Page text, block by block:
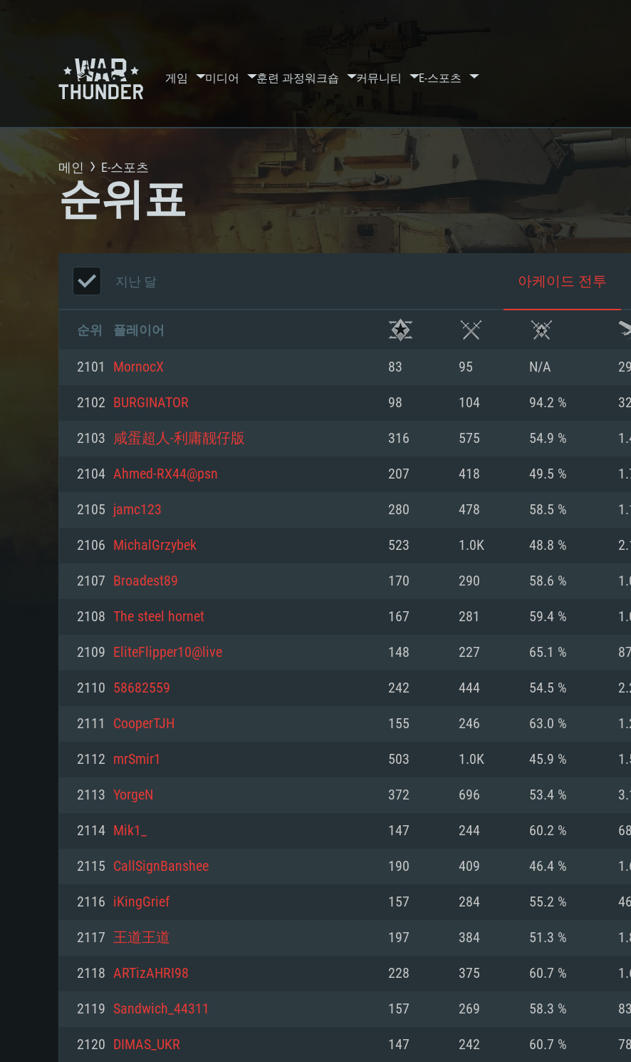
게임 미디어 훈련 과정워크숍 커뮤니티 E-스포츠
시스템 요구사
PC MAC
최소사양
운영체제: Windows 10 (64 bit)
프로세서: 2.2 GHz 듀얼코어 이상
메모리: 4GB
그래픽 카드: DirectX 11 이상을 지원하는 AMD
해상도: 720p
네트워크: 브로드밴드 인터넷
여유 저장 공간: 22.1 GB (최소 클라이언트)
권장 사양
운영체제:
프로세서: Intel
메모리: 16 GB 이
그래픽 카드:
최소사양
운영체제: Mac OS Big Sur 11.0
프로세서: 최소 2.2 GHz의 Core i5 (Intel Xeon 은 지
원하지 않습니다)
(Mac), 혹은 이와 비슷한 성능을 가지는 Mac 버전
의 AMD/Nvidia. 최소 해상도: 720p
네트워크: 브로드밴드 인터넷
여유 저장 공간: 22.1 GB (최소 클라이언트)
권장 사양
운영체제: Mac
프로세서: Core
네트워크: 브로
여유 저장 공간:
최소사양
운영체제: 64bit Linux 중 최신 버전
프로세서: 2.4 GHz 듀얼코어
메모리: 4 GB
그래픽 카드: Vulkan 을 지원하고, 최신 그래픽 드라
와 동급의 성능을 가지며 최신 그래픽 드라이버를
지원하는 AMD (6개월 미만; 최소사양 지원 해상도
권장 사양
운영체제:
프로세서: Intel
메모리: 16 GB
그래픽 카드:
와 동급의 성능
지원하는 AMD
메인 E-스포츠
순위표
지난 달 아케이드 전투
순위 플레이어
2101 MornocX 83 95 N/A
2102 BURGINATOR 98 104 94.2 %
2103 咸蛋超人-利庸靓仔版 316 575 54.9 %
2104 Ahmed-RX44@psn 207 418 49.5 %
2105 jamc123 280 478 58.5 %
2106 MichalGrzybek 523 1.0K 48.8 %
2107 Broadest89 170 290 58.6 %
2108 The steel hornet 167 281 59.4 %
2109 EliteFlipper10@live 148 227 65.1 %
2110 58682559 242 444 54.5 %
2111 CooperTJH 155 246 63.0 %
2112 mrSmir1 503 1.0K 45.9 %
2113 YorgeN 372 696 53.4 %
2114 Mik1_ 147 244 60.2 %
2115 CallSignBanshee 190 409 46.4 %
2116 iKingGrief 157 284 55.2 %
2117 王道王道 197 384 51.3 %
2118 ARTizAHRI98 228 375 60.7 %
2119 Sandwich_44311 157 269 58.3 %
2120 DIMAS_UKR 147 242 60.7 %